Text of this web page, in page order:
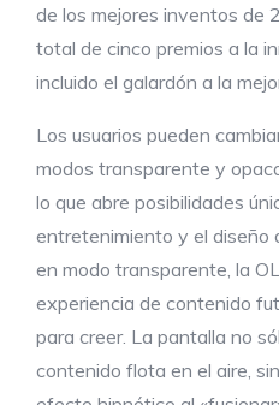
de los mejores inventos de
total de cinco premios a la
incluido el galardón a la
Los usuarios pueden
modos transparente y
lo que abre posibilidades
entretenimiento y el diseño
en modo transparente, la
experiencia de contenido
para creer. La pantalla no
contenido flota en el aire,